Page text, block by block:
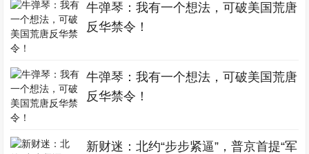
牛弹琴：我有一个想法，可破美国荒唐
反华禁令！
牛弹琴：我有一个想法，可破美国荒唐
反华禁令！
新财迷：北约“步步紧逼”，普京首提“军